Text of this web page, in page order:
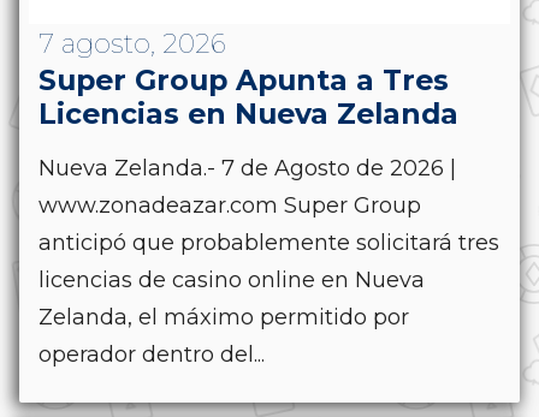
7 agosto, 2026
Super Group Apunta a Tres
Licencias en Nueva Zelanda
Nueva Zelanda.- 7 de Agosto de 2026 |
www.zonadeazar.com Super Group
anticipó que probablemente solicitará tres
licencias de casino online en Nueva
Zelanda, el máximo permitido por
operador dentro del...